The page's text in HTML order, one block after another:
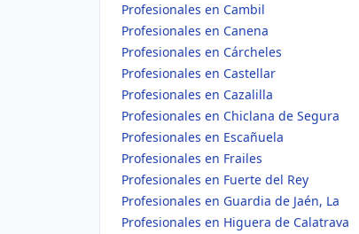
Profesionales en Cambil
Profesionales en Canena
Profesionales en Cárcheles
Profesionales en Castellar
Profesionales en Cazalilla
Profesionales en Chiclana de Segura
Profesionales en Escañuela
Profesionales en Frailes
Profesionales en Fuerte del Rey
Profesionales en Guardia de Jaén, La
Profesionales en Higuera de Calatrava